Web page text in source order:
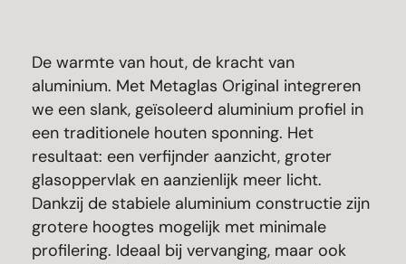
De warmte van hout, de kracht van
aluminium. Met Metaglas Original integreren
we een slank, geïsoleerd aluminium profiel in
een traditionele houten sponning. Het
resultaat: een verfijnder aanzicht, groter
glasoppervlak en aanzienlijk meer licht.
Dankzij de stabiele aluminium constructie zijn
grotere hoogtes mogelijk met minimale
profilering. Ideaal bij vervanging, maar ook